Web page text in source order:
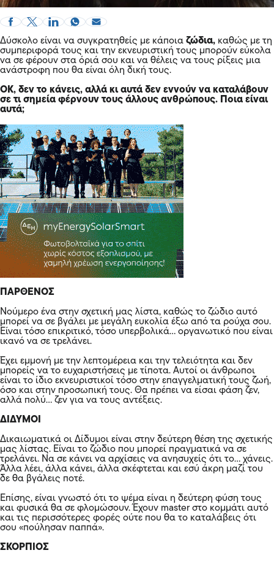
Δύσκολο είναι να συγκρατηθείς με κάποια ζώδια, καθώς με τη
συμπεριφορά τους και την εκνευριστική τους μπορούν εύκολα
να σε φέρουν στα όριά σου και να θέλεις να τους ρίξεις μια
ανάστροφη που θα είναι όλη δική τους.
ΟΚ, δεν το κάνεις, αλλά κι αυτά δεν εννούν να καταλάβουν
σε τι σημεία φέρνουν τους άλλους ανθρώπους. Ποια είναι
αυτά;
ΠΑΡΘΕΝΟΣ
Νούμερο ένα στην σχετική μας λίστα, καθώς το ζώδιο αυτό
μπορεί να σε βγάλει με μεγάλη ευκολία έξω από τα ρούχα σου.
Είναι τόσο επικριτικό, τόσο υπερβολικά… οργανωτικό που είναι
ικανό να σε τρελάνει.
Έχει εμμονή με την λεπτομέρεια και την τελειότητα και δεν
μπορείς να το ευχαριστήσεις με τίποτα. Αυτοί οι άνθρωποι
είναι το ίδιο εκνευριστικοί τόσο στην επαγγελματική τους ζωή,
όσο και στην προσωπική τους. Θα πρέπει να είσαι φάση ζεν,
αλλά πολύ… ζεν για να τους αντέξεις.
ΔΙΔΥΜΟΙ
Δικαιωματικά οι Δίδυμοι είναι στην δεύτερη θέση της σχετικής
μας λίστας. Είναι το ζώδιο που μπορεί πραγματικά να σε
τρελάνει. Να σε κάνει να αρχίσεις να ανησυχείς ότι το… χάνεις.
Άλλα λέει, άλλα κάνει, άλλα σκέφτεται και εσύ άκρη μαζί του
δε θα βγάλεις ποτέ.
Επίσης, είναι γνωστό ότι το ψέμα είναι η δεύτερη φύση τους
και φυσικά θα σε φλομώσουν. Έχουν master στο κομμάτι αυτό
και τις περισσότερες φορές ούτε που θα το καταλάβεις ότι
σου «πούλησαν παππά».
ΣΚΟΡΠΙΟΣ